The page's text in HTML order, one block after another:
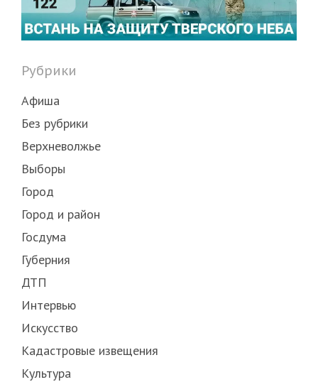
Рубрики
Афиша
Без рубрики
Верхневолжье
Выборы
Город
Город и район
Госдума
Губерния
ДТП
Интервью
Искусство
Кадастровые извещения
Культура